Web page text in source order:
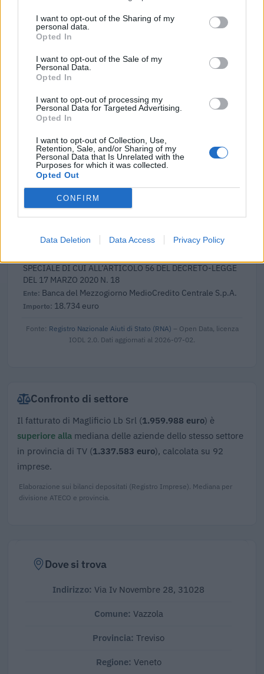
I want to opt-out of the Sharing of my
personal data.
Opted In
I want to opt-out of the Sale of my
Personal Data.
Opted In
I want to opt-out of processing my
Personal Data for Targeted Advertising.
Opted In
I want to opt-out of Collection, Use,
Retention, Sale, and/or Sharing of my
Personal Data that Is Unrelated with the
Purposes for which it was collected.
Opted Out
CONFIRM
Data Deletion Data Access Privacy Policy
seguito della crisi economica causata dall'epidemia di
COVID-19 [con mo
agenzia delle entrate
2.407 euro
2022-01-31
SA.56966, SA.57625, SA.59655
Banca del Mezzogiorno MedioCredito Centrale S.p.A.
2022-01-02
GARANZIA DEL FONDO A VALERE SULLA SEZIONE
SPECIALE DI CUI ALL’ARTICOLO 56 DEL DECRETO-LEGGE
DEL 17 MARZO 2020 N. 18
Banca del Mezzogiorno MedioCredito Centrale S.p.A.
12.409 euro
2022-01-02
SPECIALE DI CUI ALL’ARTICOLO 56 DEL DECRETO-LEGGE
DEL 17 MARZO 2020 N. 18
Banca del Mezzogiorno MedioCredito Centrale S.p.A.
18.734 euro
Fonte: Registro Nazionale Aiuti di Stato (RNA) – Open Data, licenza
IODL 2.0. Dati aggiornati al 2026-07-02.
Confronto di settore
Il fatturato di Maglificio Lb Srl (1.959.988 euro) è
superiore alla mediana delle aziende dello stesso settore
in provincia di TV (1.337.583 euro), calcolata su 92
imprese.
Elaborazione sui bilanci depositati (Registro Imprese). Mediana per
divisione ATECO e provincia.
Dove si trova
Indirizzo: Via Iv Novembre 28, 31028
Comune: Vazzola
Provincia: Treviso
Regione: Veneto